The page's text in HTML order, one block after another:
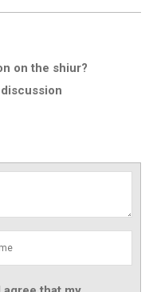
on the shiur?